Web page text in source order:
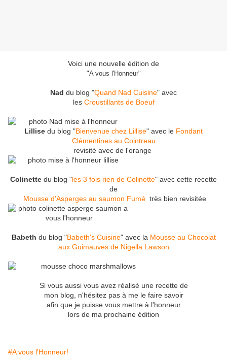
Voici une nouvelle édition de
"A vous l'Honneur"
Nad du blog "Quand Nad Cuisine" avec
les Croustillants de Boeuf
Lillise du blog "Bienvenue chez Lillise" avec le Fondant
Clémentines au Cointreau
revisité avec de l'orange
Colinette du blog "les 3 fois rien de Colinette" avec cette recette
de
Mousse d'Asperges au saumon Fumétrès bien revisitée
Babeth du blog "Babeth's Cuisine" avec la Mousse au Chocolat
aux Guimauves de Nigella Lawson
Si vous aussi vous avez réalisé une recette de
mon blog, n'hésitez pas à me le faire savoir
afin que je puisse vous mettre à l'honneur
lors de ma prochaine édition
#A vous l'Honneur!